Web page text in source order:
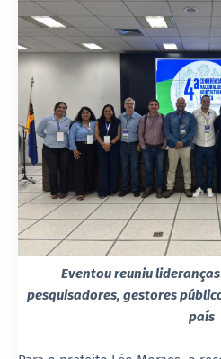
Eventou reuniu
pesquisadores, gestores
país